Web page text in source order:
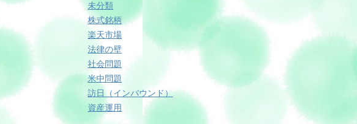
未分類
株式銘柄
楽天市場
法律の壁
社会問題
米中問題
訪日（インバウンド）
資産運用